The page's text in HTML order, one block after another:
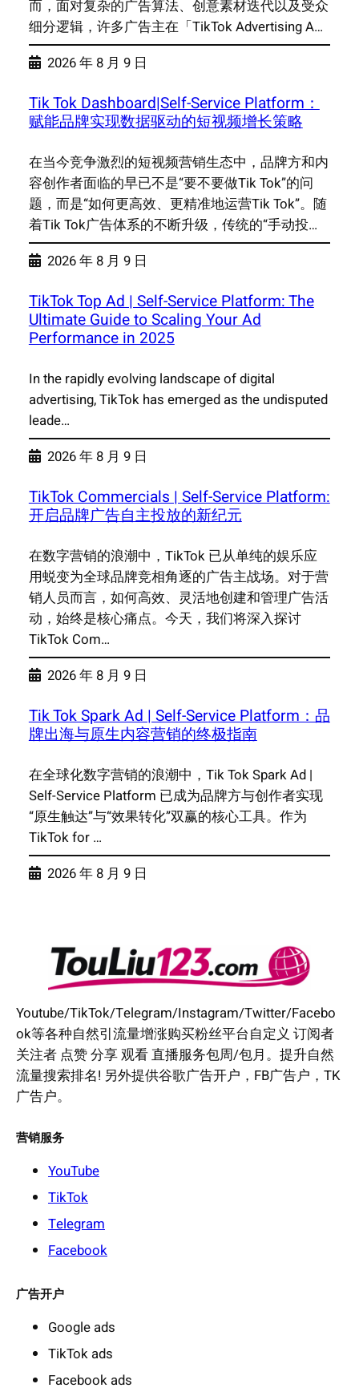
而，面对复杂的广告算法、创意素材迭代以及受众
细分逻辑，许多广告主在「TikTok Advertising A…
2026 年 8 月 9 日
Tik Tok Dashboard|Self-Service Platform：
赋能品牌实现数据驱动的短视频增长策略
在当今竞争激烈的短视频营销生态中，品牌方和内
容创作者面临的早已不是“要不要做Tik Tok”的问
题，而是“如何更高效、更精准地运营Tik Tok”。随
着Tik Tok广告体系的不断升级，传统的“手动投…
2026 年 8 月 9 日
TikTok Top Ad | Self-Service Platform: The
Ultimate Guide to Scaling Your Ad
Performance in 2025
In the rapidly evolving landscape of digital
advertising, TikTok has emerged as the undisputed
leade…
2026 年 8 月 9 日
TikTok Commercials | Self-Service Platform:
开启品牌广告自主投放的新纪元
在数字营销的浪潮中，TikTok 已从单纯的娱乐应
用蜕变为全球品牌竞相角逐的广告主战场。对于营
销人员而言，如何高效、灵活地创建和管理广告活
动，始终是核心痛点。今天，我们将深入探讨
TikTok Com…
2026 年 8 月 9 日
Tik Tok Spark Ad | Self-Service Platform：品
牌出海与原生内容营销的终极指南
在全球化数字营销的浪潮中，Tik Tok Spark Ad |
Self-Service Platform 已成为品牌方与创作者实现
“原生触达”与“效果转化”双赢的核心工具。作为
TikTok for …
2026 年 8 月 9 日
Youtube/TikTok/Telegram/Instagram/Twitter/Facebo
ok等各种自然引流量增涨购买粉丝平台自定义 订阅者
关注者 点赞 分享 观看 直播服务包周/包月。提升自然
流量搜索排名! 另外提供谷歌广告开户，FB广告户，TK
广告户。
营销服务
YouTube
TikTok
Telegram
Facebook
广告开户
Google ads
TikTok ads
Facebook ads